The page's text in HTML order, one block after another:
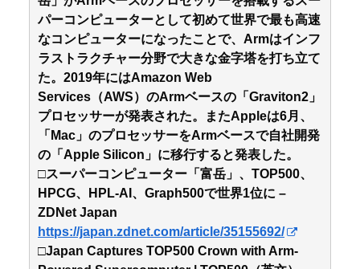
パーコンピューターとして初めて世界で最も高速
なコンピューターになったことで、Armはインフ
ラストラクチャー分野で大きな金字塔を打ち立て
た。2019年にはAmazon Web
Services（AWS）のArmベースの「Graviton2」
プロセッサーが発表された。またAppleは6月、
「Mac」のプロセッサーをArmベースで自社開発
の「Apple Silicon」に移行すると発表した。
□スーパーコンピューター「富岳」、TOP500、
HPCG、HPL-AI、Graph500で世界1位に –
ZDNet Japan
https://japan.zdnet.com/article/35155692/
□Japan Captures TOP500 Crown with Arm-